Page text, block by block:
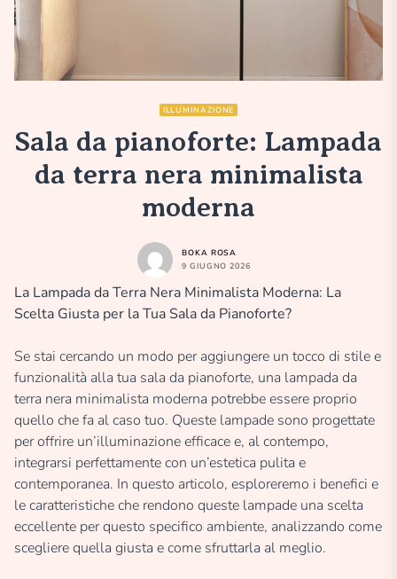
ILLUMINAZIONE
Sala da pianoforte: Lampada
da terra nera minimalista
moderna
BOKA ROSA
9 GIUGNO 2026
La Lampada da Terra Nera Minimalista Moderna: La
Scelta Giusta per la Tua Sala da Pianoforte?
Se stai cercando un modo per aggiungere un tocco di stile e
funzionalità alla tua sala da pianoforte, una lampada da
terra nera minimalista moderna potrebbe essere proprio
quello che fa al caso tuo. Queste lampade sono progettate
per offrire un’illuminazione efficace e, al contempo,
integrarsi perfettamente con un’estetica pulita e
contemporanea. In questo articolo, esploreremo i benefici e
le caratteristiche che rendono queste lampade una scelta
eccellente per questo specifico ambiente, analizzando come
scegliere quella giusta e come sfruttarla al meglio.